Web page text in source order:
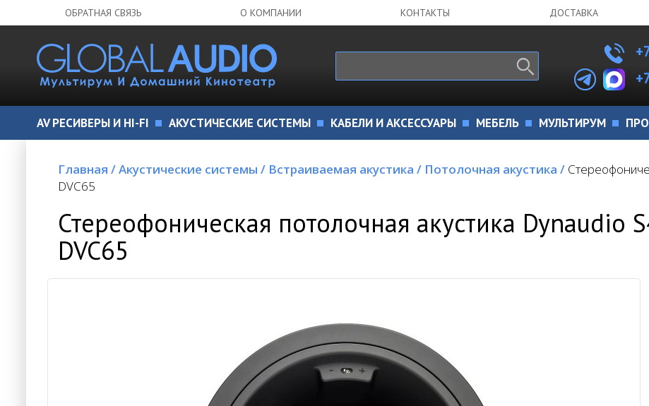
ОБРАТНАЯ СВЯЗЬ О КОМПАНИИ КОНТАКТЫ ДОСТАВКА
AV РЕСИВЕРЫ И HI-FI АКУСТИЧЕСКИЕ СИСТЕМЫ КАБЕЛИ И АКСЕССУАРЫ МЕБЕЛЬ МУЛЬТИРУМ
Главная /Акустические системы / Встраиваемая акустика / Потолочная акустика /
DVC65
Стереофоническая потолочная акустика Dynaudio
DVC65